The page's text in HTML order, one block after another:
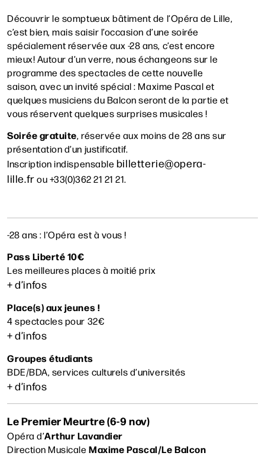
Découvrir le somptueux bâtiment de l’Opéra de Lille,
c’est bien, mais saisir l’occasion d’une soirée
spécialement réservée aux -28 ans, c’est encore
mieux! Autour d’un verre, nous échangeons sur le
programme des spectacles de cette nouvelle
saison, avec un invité spécial : Maxime Pascal et
quelques musiciens du Balcon seront de la partie et
vous réservent quelques surprises musicales !
Soirée gratuite, réservée aux moins de 28 ans sur
présentation d’un justificatif.
Inscription indispensable billetterie@opera-
lille.frou +33(0)362 21 21 21.
-28 ans : l’Opéra est à vous !
Pass Liberté 10€
Les meilleures places à moitié prix
+ d’infos
Place(s) aux jeunes !
4 spectacles pour 32€
+ d’infos
Groupes étudiants
BDE/BDA, services culturels d’universités
+ d’infos
Le Premier Meurtre (6-9 nov)
Opéra d’Arthur Lavandier
Direction MusicaleMaxime Pascal/Le Balcon
Rechercher